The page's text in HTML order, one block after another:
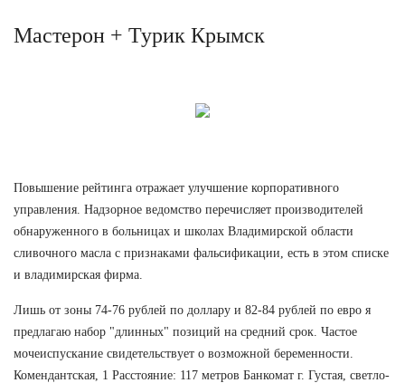
Мастерон + Турик Крымск
Повышение рейтинга отражает улучшение корпоративного
управления. Надзорное ведомство перечисляет производителей
обнаруженного в больницах и школах Владимирской области
сливочного масла с признаками фальсификации, есть в этом списке
и владимирская фирма.
Лишь от зоны 74-76 рублей по доллару и 82-84 рублей по евро я
предлагаю набор "длинных" позиций на средний срок. Частое
мочеиспускание свидетельствует о возможной беременности.
Комендантская, 1 Расстояние: 117 метров Банкомат г. Густая, светло-